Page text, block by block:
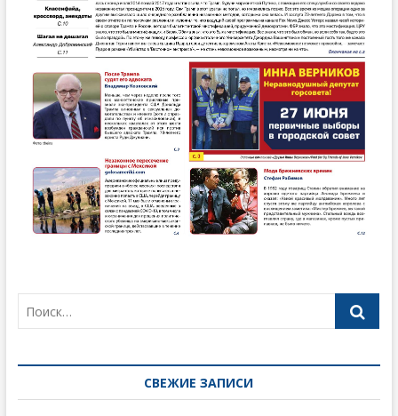
СВЕЖИЕ ЗАПИСИ